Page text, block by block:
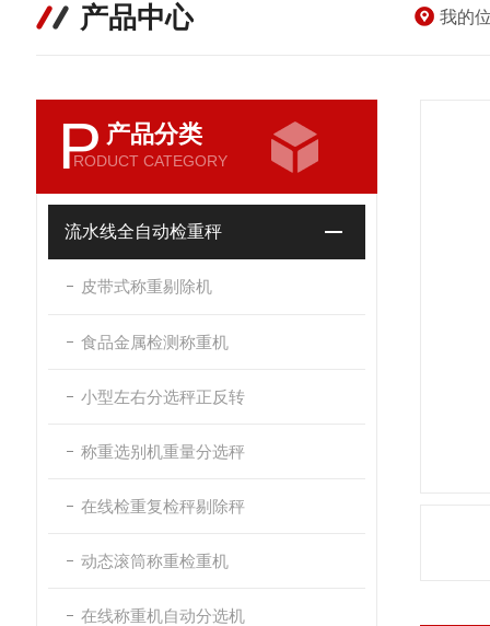
产品中心 我的
P 产品分类
RODUCT CATEGORY
流水线全自动检重秤
皮带式称重剔除机
食品金属检测称重机
小型左右分选秤正反转
称重选别机重量分选秤
在线检重复检秤剔除秤
动态滚筒称重检重机
在线称重机自动分选机